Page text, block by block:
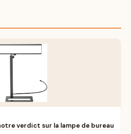
verdict sur la lampe de bureau